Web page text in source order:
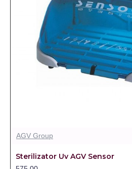
AGV Group
Sterilizator Uv AGV Sensor